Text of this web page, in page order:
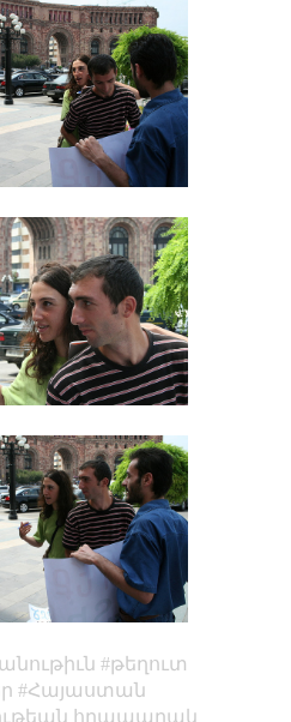
թեղուտ
Հայաստան
հրապարակ